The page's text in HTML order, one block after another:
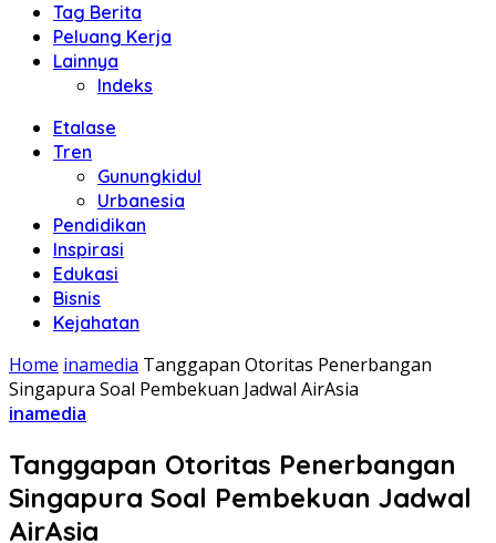
Tag Berita
Peluang Kerja
Lainnya
Indeks
Etalase
Tren
Gunungkidul
Urbanesia
Pendidikan
Inspirasi
Edukasi
Bisnis
Kejahatan
Home inamedia Tanggapan Otoritas Penerbangan
Singapura Soal Pembekuan Jadwal AirAsia
inamedia
Tanggapan Otoritas Penerbangan
Singapura Soal Pembekuan Jadwal
AirAsia